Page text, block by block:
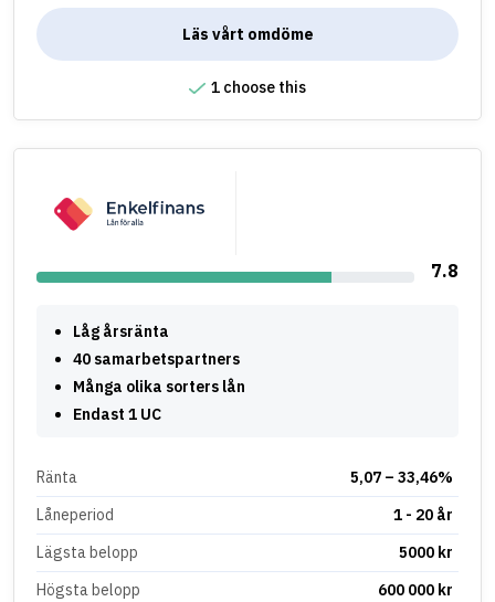
Läs vårt omdöme
1 choose this
7.8
Låg årsränta
40 samarbetspartners
Många olika sorters lån
Endast 1 UC
Ränta
5,07 – 33,46%
Låneperiod
1 - 20 år
Lägsta belopp
5000 kr
Högsta belopp
600 000 kr